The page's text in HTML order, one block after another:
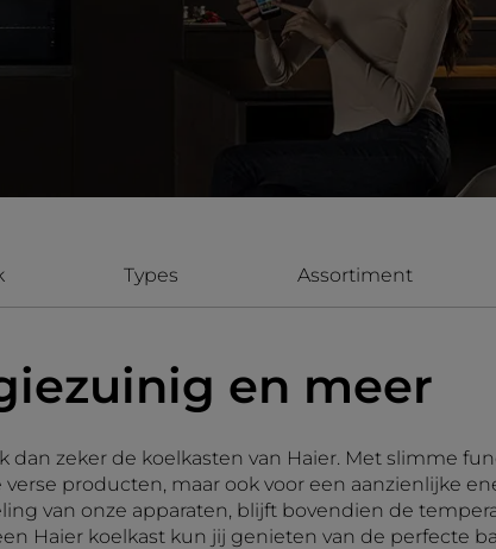
Types Assortiment
en meer
dan zeker de koelkasten van Haier. Met slimme
producten, maar ook voor een aanzienlijke
van onze apparaten, blijft bovendien de
Haier koelkast kun jij genieten van de perfecte